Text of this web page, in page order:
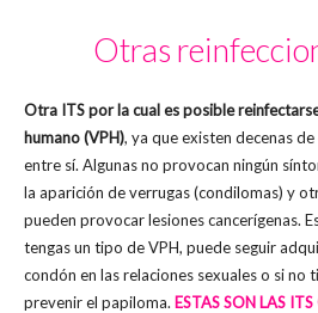
Otras
Otra ITS por la cual es posible
humano (VPH), ya que existen decenas
entre sí. Algunas no provocan ningún
la aparición de verrugas (condilomas) y
pueden provocar lesiones cancerígenas.
tengas un tipo de VPH, puede seguir
condón en las relaciones sexuales o si no
prevenir el papiloma. ESTAS SON LAS